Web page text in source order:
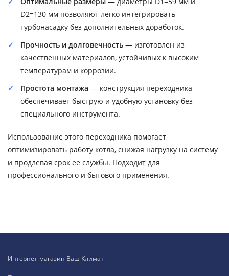
D2=130 мм позволяют легко интегрировать
турбонасадку без дополнительных доработок.
Прочность и долговечность — изготовлен из
качественных материалов, устойчивых к высоким
температурам и коррозии.
Простота монтажа — конструкция переходника
обеспечивает быструю и удобную установку без
специального инструмента.
Использование этого переходника помогает
оптимизировать работу котла, снижая нагрузку на систему
и продлевая срок ее службы. Подходит для
профессионального и бытового применения.
Интернет-магазин Ваш Климат